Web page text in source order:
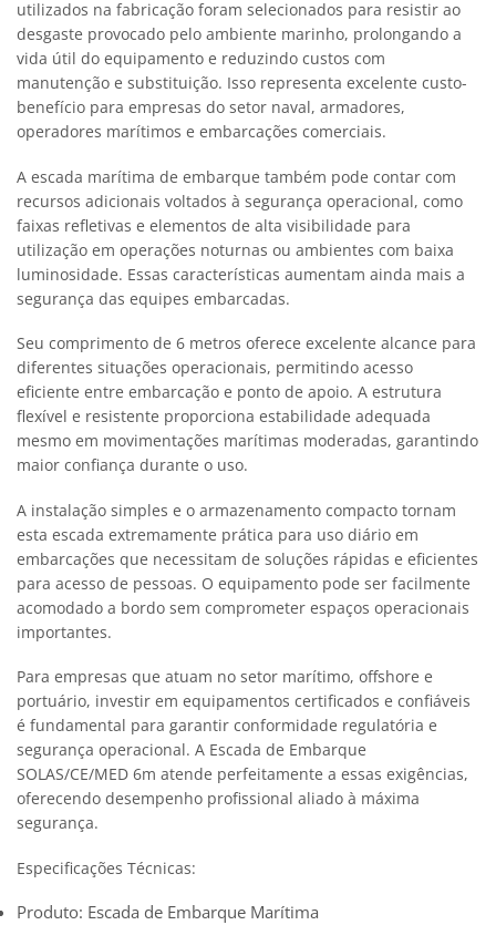
utilizados na fabricação foram selecionados para resistir ao
desgaste provocado pelo ambiente marinho, prolongando a
vida útil do equipamento e reduzindo custos com
manutenção e substituição. Isso representa excelente custo-
benefício para empresas do setor naval, armadores,
operadores marítimos e embarcações comerciais.
A escada marítima de embarque também pode contar com
recursos adicionais voltados à segurança operacional, como
faixas refletivas e elementos de alta visibilidade para
utilização em operações noturnas ou ambientes com baixa
luminosidade. Essas características aumentam ainda mais a
segurança das equipes embarcadas.
Seu comprimento de 6 metros oferece excelente alcance para
diferentes situações operacionais, permitindo acesso
eficiente entre embarcação e ponto de apoio. A estrutura
flexível e resistente proporciona estabilidade adequada
mesmo em movimentações marítimas moderadas, garantindo
maior confiança durante o uso.
A instalação simples e o armazenamento compacto tornam
esta escada extremamente prática para uso diário em
embarcações que necessitam de soluções rápidas e eficientes
para acesso de pessoas. O equipamento pode ser facilmente
acomodado a bordo sem comprometer espaços operacionais
importantes.
Para empresas que atuam no setor marítimo, offshore e
portuário, investir em equipamentos certificados e confiáveis
é fundamental para garantir conformidade regulatória e
segurança operacional. A Escada de Embarque
SOLAS/CE/MED 6m atende perfeitamente a essas exigências,
oferecendo desempenho profissional aliado à máxima
segurança.
Especificações Técnicas:
Produto: Escada de Embarque Marítima